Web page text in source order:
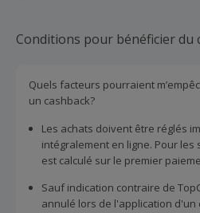
Conditions pour bénéficier du
Quels facteurs pourraient
un cashback?
Les achats doivent être réglés
intégralement en ligne. Pour les
est calculé sur le premier
Sauf indication contraire de
annulé lors de l'application d'un